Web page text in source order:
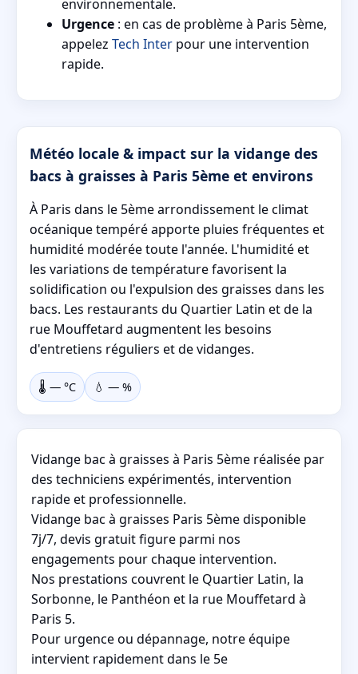
environnementale.
Urgence : en cas de problème à Paris 5ème,
appelez Tech Inter pour une intervention
rapide.
Météo locale & impact sur la vidange des
bacs à graisses à Paris 5ème et environs
À Paris dans le 5ème arrondissement le climat
océanique tempéré apporte pluies fréquentes et
humidité modérée toute l'année. L'humidité et
les variations de température favorisent la
solidification ou l'expulsion des graisses dans les
bacs. Les restaurants du Quartier Latin et de la
rue Mouffetard augmentent les besoins
d'entretiens réguliers et de vidanges.
🌡️ — °C 💧 — %
Vidange bac à graisses à Paris 5ème réalisée par
des techniciens expérimentés, intervention
rapide et professionnelle.
Vidange bac à graisses Paris 5ème disponible
7j/7, devis gratuit figure parmi nos
engagements pour chaque intervention.
Nos prestations couvrent le Quartier Latin, la
Sorbonne, le Panthéon et la rue Mouffetard à
Paris 5.
Pour urgence ou dépannage, notre équipe
intervient rapidement dans le 5e